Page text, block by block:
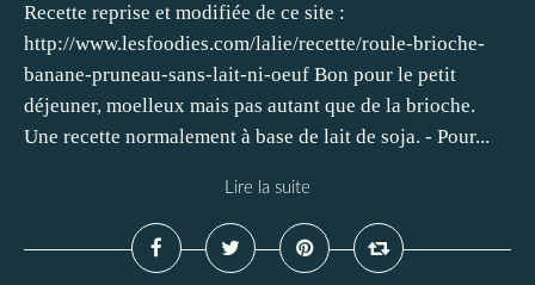
Recette reprise et modifiée de ce site :
http://www.lesfoodies.com/lalie/recette/roule-brioche-
banane-pruneau-sans-lait-ni-oeuf Bon pour le petit
déjeuner, moelleux mais pas autant que de la brioche.
Une recette normalement à base de lait de soja. - Pour...
Lire la suite